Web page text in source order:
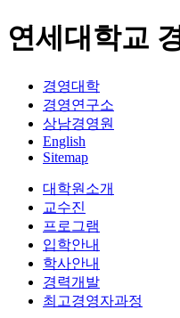
연세대학교
경영대학
경영연구소
상남경영원
English
Sitemap
대학원소개
교수진
프로그램
입학안내
학사안내
경력개발
최고경영자과정